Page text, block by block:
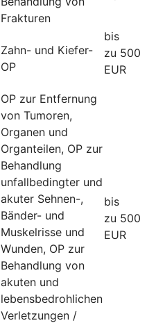
Frakturen
Zahn- und Kiefer-
OP
bis
zu 500
EUR
OP zur Entfernung
von Tumoren,
Organen und
Organteilen, OP zur
Behandlung
unfallbedingter und
akuter Sehnen-,
Bänder- und
Muskelrisse und
Wunden, OP zur
Behandlung von
akuten und
lebensbedrohlichen
Verletzungen /
bis
zu 500
EUR